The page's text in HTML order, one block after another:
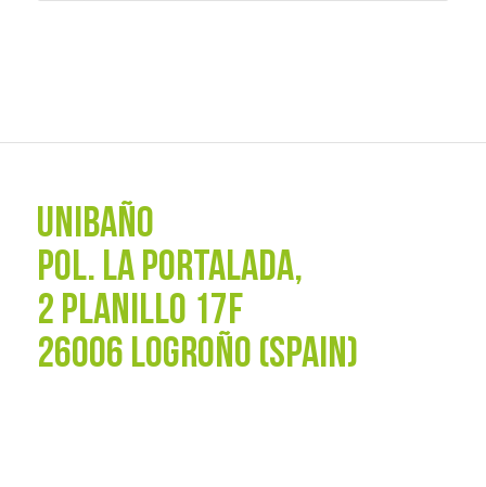
UNIBAÑO
POL. La Portalada,
2 PLANILLO 17F
26006 LOGROÑO (SPAIN)